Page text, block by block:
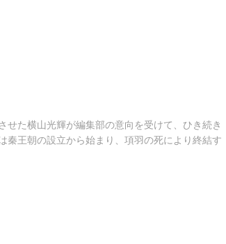
せた横山光輝が編集部の意向を受けて、ひき続き
秦王朝の設立から始まり、項羽の死により終結す